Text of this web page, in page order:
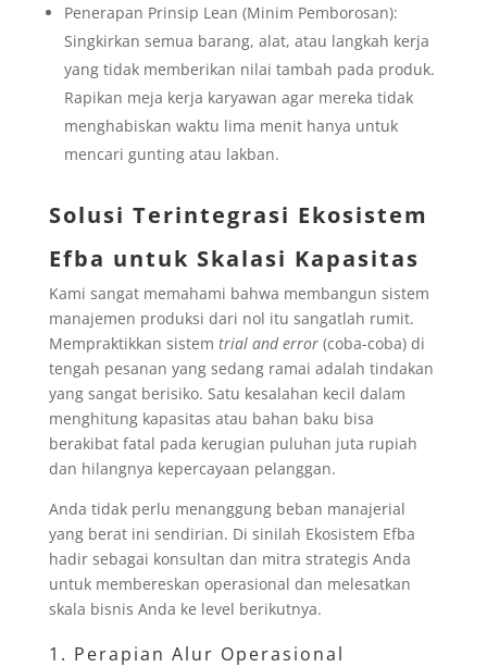
Penerapan Prinsip Lean (Minim Pemborosan):
Singkirkan semua barang, alat, atau langkah kerja
yang tidak memberikan nilai tambah pada produk.
Rapikan meja kerja karyawan agar mereka tidak
menghabiskan waktu lima menit hanya untuk
mencari gunting atau lakban.
Solusi Terintegrasi Ekosistem
Efba untuk Skalasi Kapasitas
Kami sangat memahami bahwa membangun sistem
manajemen produksi dari nol itu sangatlah rumit.
Mempraktikkan sistem trial and error(coba-coba) di
tengah pesanan yang sedang ramai adalah tindakan
yang sangat berisiko. Satu kesalahan kecil dalam
menghitung kapasitas atau bahan baku bisa
berakibat fatal pada kerugian puluhan juta rupiah
dan hilangnya kepercayaan pelanggan.
Anda tidak perlu menanggung beban manajerial
yang berat ini sendirian. Di sinilah Ekosistem Efba
hadir sebagai konsultan dan mitra strategis Anda
untuk membereskan operasional dan melesatkan
skala bisnis Anda ke level berikutnya.
1. Perapian Alur Operasional